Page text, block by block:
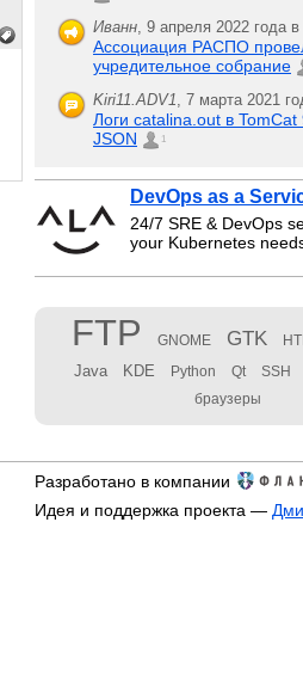
Иванн, 9 апреля 2022 года
Ассоциация РАСПО
учредительное собрание
Kiri11.ADV1, 7 марта 2021
Логи catalina.out в
JSON
1
DevOps as a
24/7 SRE & DevOps
your Kubernetes
FTP GNOME GTK
Java KDE Python Qt SSH
браузеры
Разработано в компании
Идея и поддержка проекта —